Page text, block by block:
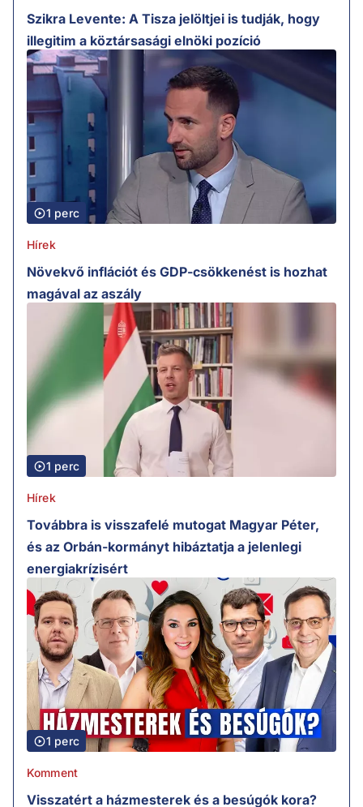
Szikra Levente: A Tisza jelöltjei is tudják, hogy
illegitim a köztársasági elnöki pozíció
1 perc
Hírek
Növekvő inflációt és GDP-csökkenést is hozhat
magával az aszály
1 perc
Hírek
Továbbra is visszafelé mutogat Magyar Péter,
és az Orbán-kormányt hibáztatja a jelenlegi
energiakrízisért
1 perc
Komment
Visszatért a házmesterek és a besúgók kora?